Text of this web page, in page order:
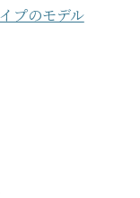
プのモデル